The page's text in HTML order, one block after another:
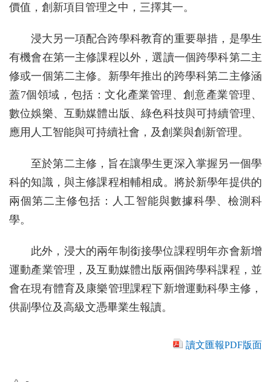
價值，創新項目管理之中，三擇其一。
浸大另一項配合跨學科教育的重要舉措，是學生
有機會在第一主修課程以外，選讀一個跨學科第二主
修或一個第二主修。新學年推出的跨學科第二主修涵
蓋7個領域，包括：文化產業管理、創意產業管理、
數位娛樂、互動媒體出版、綠色科技與可持續管理、
應用人工智能與可持續社會，及創業與創新管理。
至於第二主修，旨在讓學生更深入掌握另一個學
科的知識，與主修課程相輔相成。將於新學年提供的
兩個第二主修包括：人工智能與數據科學、檢測科
學。
此外，浸大的兩年制銜接學位課程明年亦會新增
運動產業管理，及互動媒體出版兩個跨學科課程，並
會在現有體育及康樂管理課程下新增運動科學主修，
供副學位及高級文憑畢業生報讀。
讀文匯報PDF版面